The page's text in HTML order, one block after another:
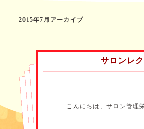
2015年7月アーカイブ
サロンレ
こんにちは、サロン管